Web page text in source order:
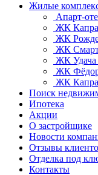
Жилые
Апарт-
ЖК
ЖК
ЖК
ЖК Удача
ЖК
ЖК
Поиск
Ипотека
Акции
О застройщике
Новости
Отзывы
Отделка под
Контакты